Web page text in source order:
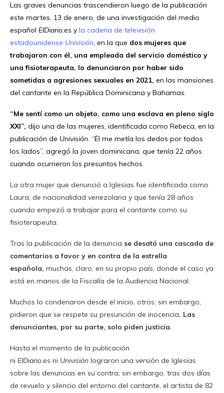
Las graves denuncias trascendieron luego de la publicación
este martes, 13 de enero, de una investigación del medio
español ElDiario.es y la cadena de televisión
estadounidense Univisión, en la que dos mujeres que
trabajaron con él, una empleada del servicio doméstico y
una fisioterapeuta, lo denunciaron por haber sido
sometidas a agresiones sexuales en 2021, en las mansiones
del cantante en la República Dominicana y Bahamas.
“Me sentí como un objeto, como una esclava en pleno siglo
XXI”, dijo una de las mujeres, identificada como Rebeca, en la
publicación de Univisión. “Él me metía los dedos por todos
los lados”, agregó la joven dominicana, que tenía 22 años
cuando ocurrieron los presuntos hechos.
La otra mujer que denunció a Iglesias fue identificada como
Laura, de nacionalidad venezolana y que tenía 28 años
cuando empezó a trabajar para el cantante como su
fisioterapeuta.
Tras la publicación de la denuncia se desató una cascada de
comentarios a favor y en contra de la estrella
española, muchas, claro, en su propio país, donde el caso ya
está en manos de la Fiscalía de la Audiencia Nacional.
Muchos lo condenaron desde el inicio, otros; sin embargo,
pidieron que se respete su presunción de inocencia. Las
denunciantes, por su parte, solo piden justicia.
Hasta el momento de la publicación
ni ElDiario.es ni Univisión lograron una versión de Iglesias
sobre las denuncias en su contra; sin embargo, tras dos días
de revuelo y silencio del entorno del cantante, el artista de 82